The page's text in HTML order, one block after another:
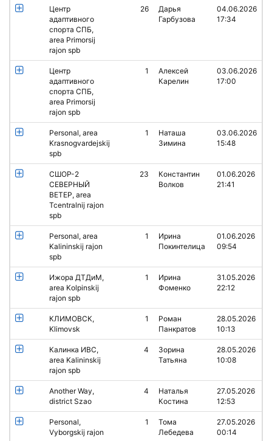
Центр
адаптивного
спорта СПБ,
area Primorsij
rajon spb
26
Дарья
Гарбузова
04.06.2026
17:34
Центр
адаптивного
спорта СПБ,
area Primorsij
rajon spb
1
Алексей
Карелин
03.06.2026
17:00
Personal, area
Krasnogvardejskij
spb
1
Наташа
Зимина
03.06.2026
15:48
СШОР-2
СЕВЕРНЫЙ
ВЕТЕР, area
Tcentralnij rajon
spb
23
Константин
Волков
01.06.2026
21:41
Personal, area
Kalininskij rajon
spb
1
Ирина
Покинтелица
01.06.2026
09:54
Ижора ДТДиМ,
area Kolpinskij
rajon spb
1
Ирина
Фоменко
31.05.2026
22:12
КЛИМОВСК,
Klimovsk
1
Роман
Панкратов
28.05.2026
10:13
Калинка ИВС,
area Kalininskij
rajon spb
4
Зорина
Татьяна
28.05.2026
10:08
Another Way,
district Szao
4
Наталья
Костина
27.05.2026
12:53
Personal,
Vyborgskij rajon
1
Тома
Лебедева
27.05.2026
00:14